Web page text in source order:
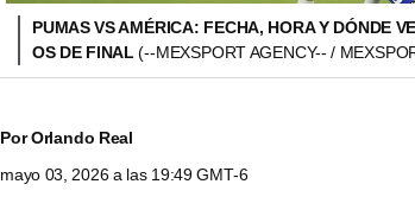
PUMAS VS AMÉRICA: FECHA, HORA Y DÓNDE
OS DE FINAL(--MEXSPORT AGENCY-- /
PorOrlando Real
mayo 03, 2026 a las 19:49 GMT-6